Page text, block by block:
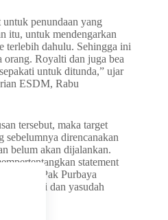
penundaan yang
itu, untuk mendengarkan
terlebih dahulu. Sehingga ini
orang. Royalti dan juga bea
untuk ditunda,” ujar
ESDM, Rabu
tersebut, maka target
sebelumnya direncanakan
belum akan dijalankan.
statement
sama Pak Purbaya
dan yasudah